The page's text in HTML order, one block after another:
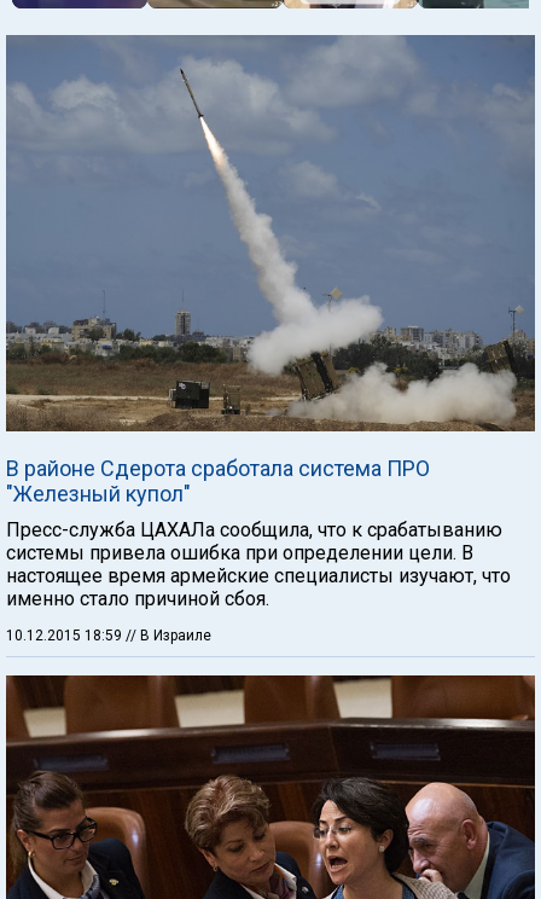
В районе Сдерота сработала система ПРО
"Железный купол"
Пресс-служба ЦАХАЛа сообщила, что к срабатыванию
системы привела ошибка при определении цели. В
настоящее время армейские специалисты изучают, что
именно стало причиной сбоя.
10.12.2015 18:59 // В Израиле